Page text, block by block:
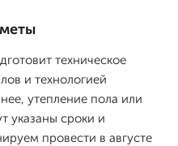
техническое
и технологией
утепление пола или
указаны сроки и
провести в августе